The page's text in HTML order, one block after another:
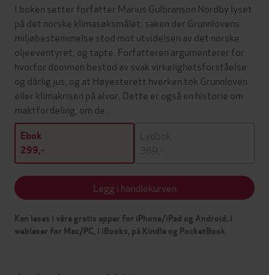
I boken setter forfatter Marius Gulbranson Nordby lyset
på det norske klimasøksmålet, saken der Grunnlovens
miljøbestemmelse stod mot utvidelsen av det norske
oljeeventyret, og tapte. Forfatteren argumenterer for
hvorfor dommen bestod av svak virkelighetsforståelse
og dårlig jus, og at Høyesterett hverken tok Grunnloven
eller klimakrisen på alvor. Dette er også en historie om
maktfordeling, om de…
Ebok
299,-
Lydbok
369,-
Legg i handlekurven
Kan leses i våre gratis apper for iPhone/iPad og Android, i
webleser for Mac/PC, i iBooks, på Kindle og PocketBook